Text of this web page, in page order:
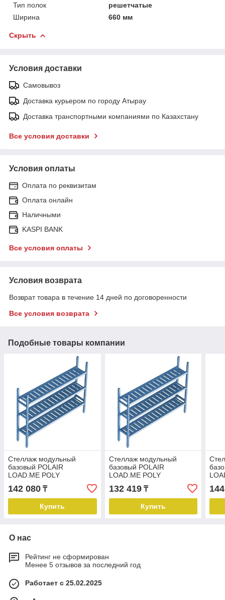
Тип полок
решетчатые
Ширина
660 мм
Скрыть
Условия доставки
Самовывоз
Доставка курьером по городу Атырау
Доставка транспортными компаниями по Казахстану
Все условия доставки
Условия оплаты
Оплата по реквизитам
Оплата онлайн
Наличными
KASPI BANK
Все условия оплаты
Условия возврата
Возврат товара в течение 14 дней по договоренности
Все условия возврата
Подобные товары компании
Стеллаж модульный
базовый POLAIR
LOAD.ME POLY
16AL.3PP30.08B
142 080 ₸
Купить
Стеллаж модульный
базовый POLAIR
LOAD.ME POLY
16AL.3PP40.06B
132 419₸
Купить
О нас
Рейтинг не сформирован
Менее 5 отзывов за последний год
Работает с 25.02.2025